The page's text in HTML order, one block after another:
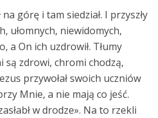
górę i tam siedział. I przyszły
ułomnych, niewidomych,
a On ich uzdrowił. Tłumy
są zdrowi, chromi chodzą,
przywołał swoich uczniów
Mnie, a nie mają co jeść.
w drodze». Na to rzekli